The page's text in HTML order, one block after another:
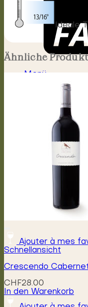
Menü
Ideale
Ähnliche
Ajouter à mes
Schnellansicht
Crescendo
CHF28.00
In den Warenkorb